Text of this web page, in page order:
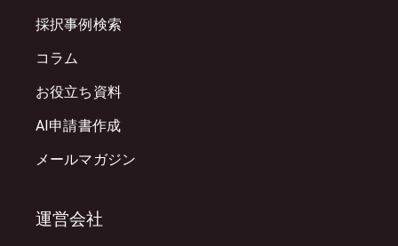
採択事例検索
コラム
お役立ち資料
AI申請書作成
メールマガジン
運営会社